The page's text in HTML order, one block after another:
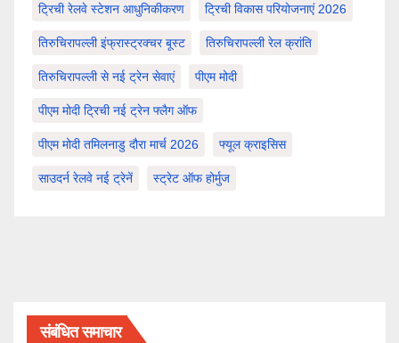
ट्रिची रेलवे स्टेशन आधुनिकीकरण ट्रिची विकास परियोजनाएं 2026
तिरुचिरापल्ली इंफ्रास्ट्रक्चर बूस्ट तिरुचिरापल्ली रेल क्रांति
तिरुचिरापल्ली से नई ट्रेन सेवाएं पीएम मोदी
पीएम मोदी ट्रिची नई ट्रेन फ्लैग ऑफ
पीएम मोदी तमिलनाडु दौरा मार्च 2026 फ्यूल क्राइसिस
साउदर्न रेलवे नई ट्रेनें स्ट्रेट ऑफ होर्मुज
संबंधित समाचार